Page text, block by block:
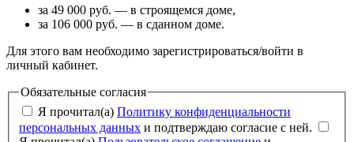
за 49 000 руб. — в строящемся доме,
за 106 000 руб. — в сданном доме.
Для этого вам необходимо зарегистрироваться/войти в
личный кабинет.
Обязательные согласия
Я прочитал(а) Политику конфиденциальности
персональных данных и подтверждаю согласие с ней.